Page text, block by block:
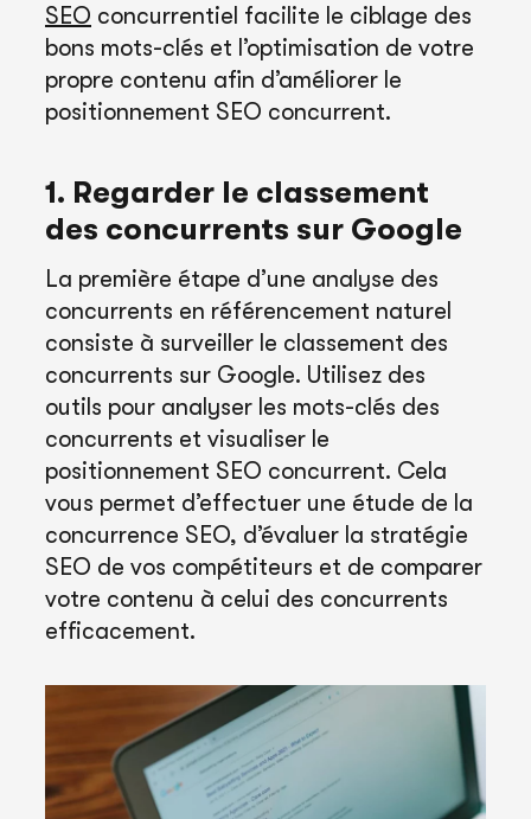
SEO concurrentiel facilite le ciblage des
bons mots-clés et l’optimisation de votre
propre contenu afin d’améliorer le
positionnement SEO concurrent.
1. Regarder le classement
des concurrents sur Google
La première étape d’une analyse des
concurrents en référencement naturel
consiste à surveiller le classement des
concurrents sur Google. Utilisez des
outils pour analyser les mots-clés des
concurrents et visualiser le
positionnement SEO concurrent. Cela
vous permet d’effectuer une étude de la
concurrence SEO, d’évaluer la stratégie
SEO de vos compétiteurs et de comparer
votre contenu à celui des concurrents
efficacement.